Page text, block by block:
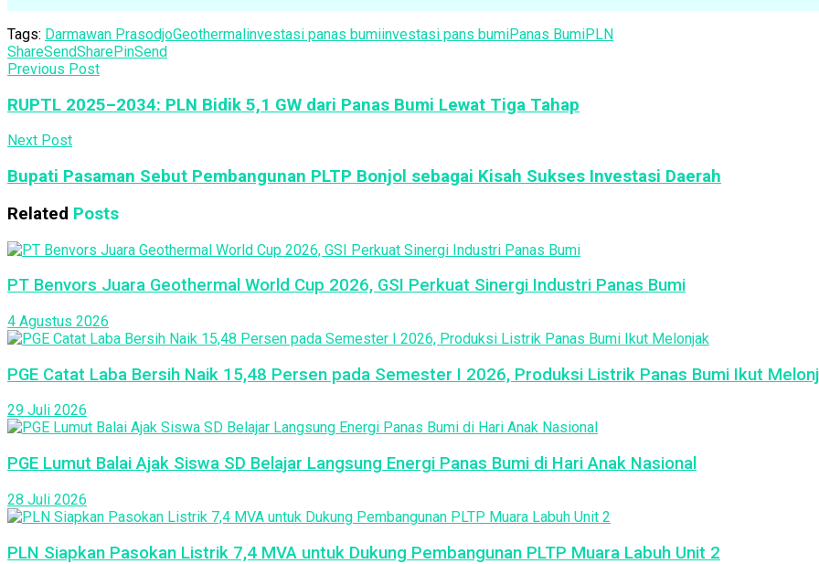
Tags: Darmawan PrasodjoGeothermalinvestasi panas bumiinvestasi pans bumiPanas BumiPLN
ShareSendSharePinSend
Previous Post
RUPTL 2025–2034: PLN Bidik 5,1 GW dari Panas Bumi Lewat Tiga Tahap
Next Post
Bupati Pasaman Sebut Pembangunan PLTP Bonjol sebagai Kisah Sukses Investasi Daerah
Related Posts
PT Benvors Juara Geothermal World Cup 2026, GSI Perkuat Sinergi Industri Panas Bumi
4 Agustus 2026
PGE Catat Laba Bersih Naik 15,48 Persen pada Semester I 2026, Produksi Listrik Panas Bumi Ikut
29 Juli 2026
PGE Lumut Balai Ajak Siswa SD Belajar Langsung Energi Panas Bumi di Hari Anak Nasional
28 Juli 2026
PLN Siapkan Pasokan Listrik 7,4 MVA untuk Dukung Pembangunan PLTP Muara Labuh Unit 2